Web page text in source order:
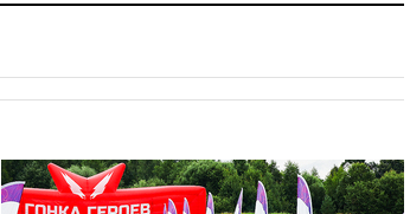
Шуваевым
введен план «Ковер»
вчера, 16:55При атаке дрона